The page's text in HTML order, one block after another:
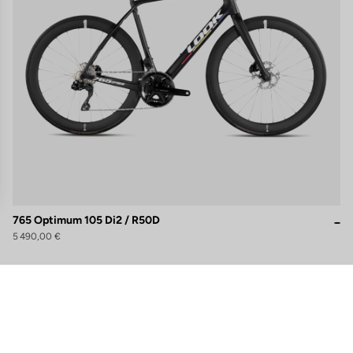
765 Optimum 105 Di2 / R50D
5 490,00 €
confidentialité, en garantissant la conformité avec les